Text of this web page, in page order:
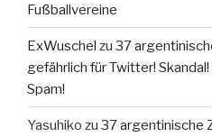
Fußballvereine
ExWuschel zu 37
gefährlich für Twitter!
Spam!
Yasuhiko zu 37 argentinische